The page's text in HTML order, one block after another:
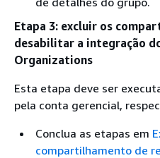
Etapa 3: excluir os
desabilitar a integração
Organizations
Esta etapa deve ser
pela conta gerencial,
Conclua as etapas em
compartilhamento de